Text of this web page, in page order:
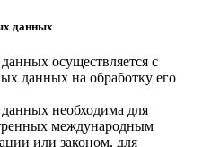
данных
осуществляется с
данных на обработку его
необходима для
международным
или законом, для